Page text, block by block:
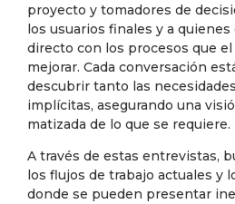
proyecto y tomadores de
los usuarios finales y a
directo con los procesos que
mejorar. Cada conversación
descubrir tanto las
implícitas, asegurando una
matizada de lo que se requiere.
A través de estas entrevistas,
los flujos de trabajo actuales y
donde se pueden presentar